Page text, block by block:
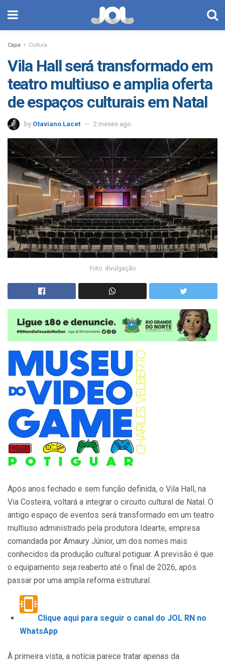
Capa Cultura
Vila Hall será transformado em
teatro multiuso e amplia oferta
de espaços culturais em Natal
by Otaviano Lacet 2 meses ago
Foto: divulgação
Após anos fechado e sem função definida, o Vila Hall, na
Via Costeira, voltará a integrar o circuito cultural de Natal. O
antigo espaço de eventos será transformado em um teatro
multiuso administrado pela produtora Idearte, empresa
comandada por Amaury Júnior, um dos nomes mais
conhecidos da produção cultural potiguar. A previsão é que
o equipamento seja reaberto até o final de 2026, após
passar por uma ampla reforma estrutural.
Clique aqui para seguir o canal do JOL RN no
WhatsApp
À primeira vista, a notícia parece tratar apenas da